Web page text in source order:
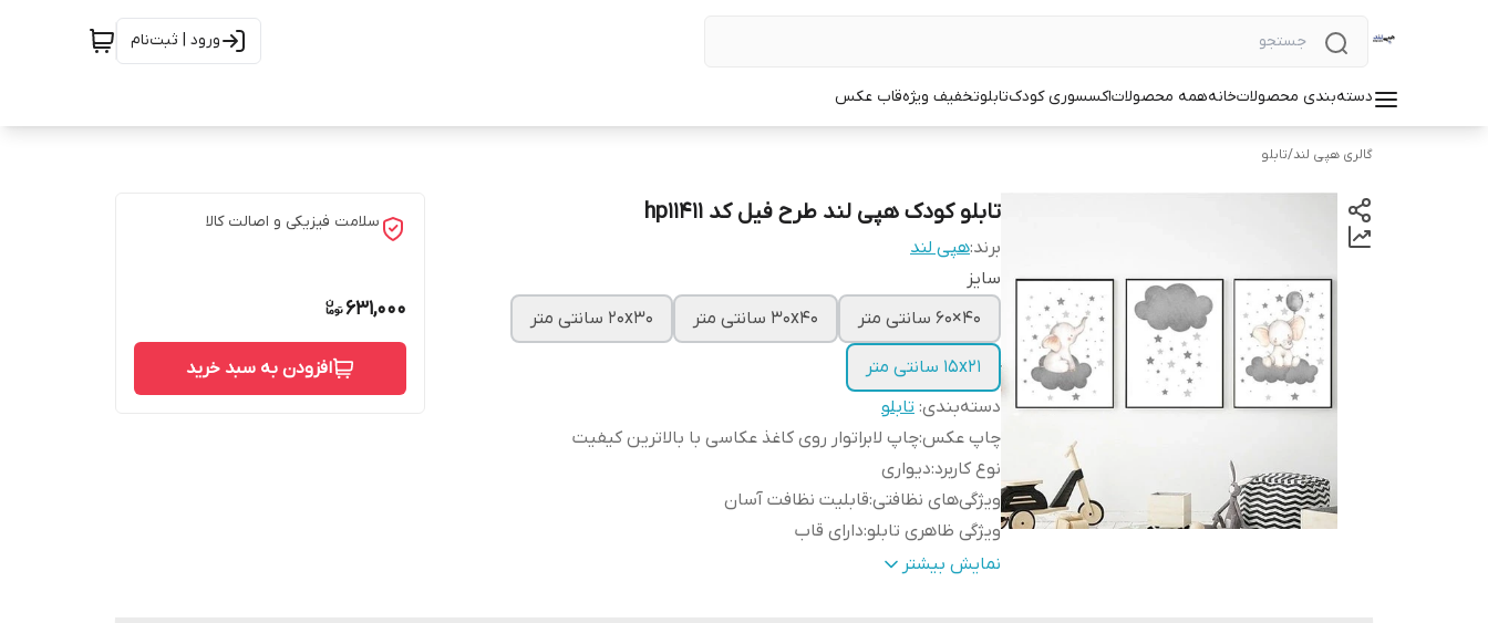
ورود | ثبت‌نام
دسته‌بندی محصولاتخانههمه محصولاتاکسسوری کودکتابلوتخفیف ویژهقاب عکس
گالری هپی لند/تابلو
تابلو کودک هپی لند طرح فیل کد hp11411
برند:هپی لند
سایز
40×60 سانتی متر
30x40 سانتی متر 20x30 سانتی متر
15x21 سانتی متر
دسته‌بندی: تابلو
چاپ عکس:چاپ لابراتوار روی کاغذ عکاسی با بالاترین کیفیت
نوع کاربرد:دیواری
ویژگی‌های نظافتی:قابلیت نظافت آسان
ویژگی ظاهری تابلو:دارای قاب
تعدادتکه:سه تکهنمایش بیشتر
سلامت فیزیکی و اصالت کالا
631,000
افزودن به سبد خرید